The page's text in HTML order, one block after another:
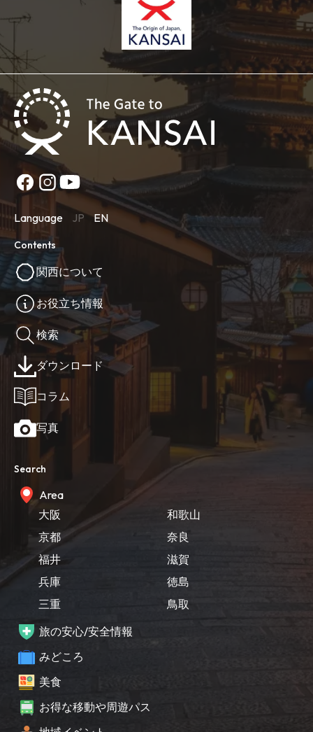
Language JP EN
Contents
関西について
お役立ち情報
検索
ダウンロード
コラム
写真
Search
Area
大阪
京都
福井
兵庫
三重
和歌山
奈良
滋賀
徳島
鳥取
旅の安心/安全情報
みどころ
美食
お得な移動や周遊パス